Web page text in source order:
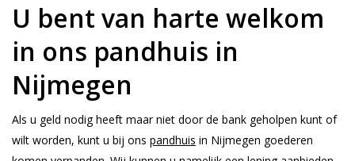
U bent van harte welkom
in ons pandhuis in
Nijmegen
Als u geld nodig heeft maar niet door de bank geholpen kunt of
wilt worden, kunt u bij ons pandhuis in Nijmegen goederen